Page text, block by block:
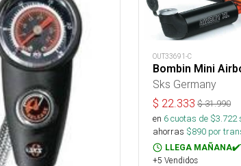
OUT33691-C
Bombin Mini
Sks Germany
$ 22.333 $31.990
en 6cuotas de $3.722
ahorras $890 por
LLEGA
+5 Vendidos